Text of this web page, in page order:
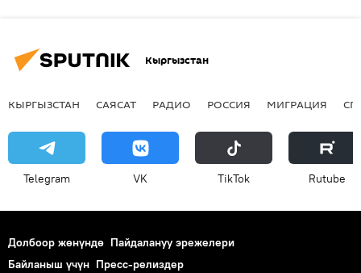
Кыргызстан
КЫРГЫЗСТАН САЯСАТ РАДИО РОССИЯ МИГРАЦИЯ
Telegram VK ТikТоk Rutube
Долбоор жөнүндө Пайдалануу эрежелери
Байланыш үчүн Пресс-релиздер